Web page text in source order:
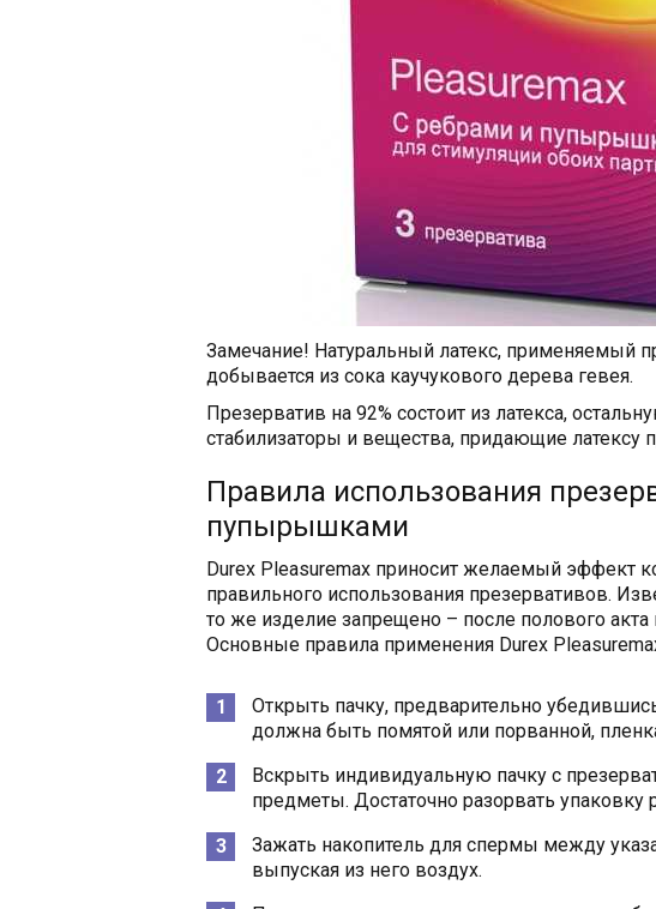
Замечание! Натуральный латекс, применяемый
добывается из сока каучукового дерева гевея.
Презерватив на 92% состоит из латекса,
стабилизаторы и вещества, придающие латексу
Правила использования
пупырышками
Durex Pleasuremax приносит желаемый эффект
правильного использования презервативов.
то же изделие запрещено – после полового акта
Основные правила применения Durex
Открыть пачку, предварительно
должна быть помятой или порванной,
Вскрыть индивидуальную пачку с
предметы. Достаточно разорвать упаковку
Зажать накопитель для спермы между
выпуская из него воздух.